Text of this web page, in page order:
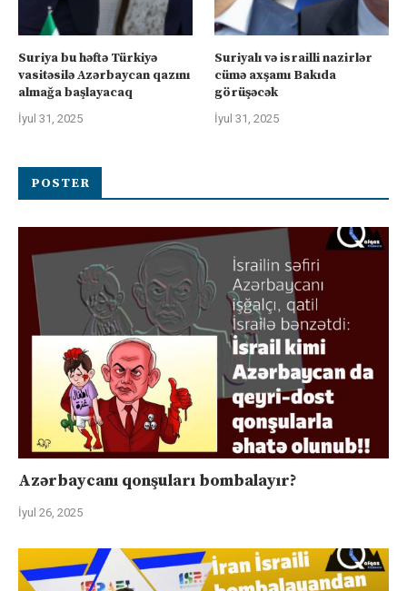
Suriya bu həftə Türkiyə
vasitəsilə Azərbaycan qazını
almağa başlayacaq
İyul 31, 2025
Suriyalı və israilli nazirlər
cümə axşamı Bakıda
görüşəcək
İyul 31, 2025
POSTER
Azərbaycanı qonşuları bombalayır?
İyul 26, 2025